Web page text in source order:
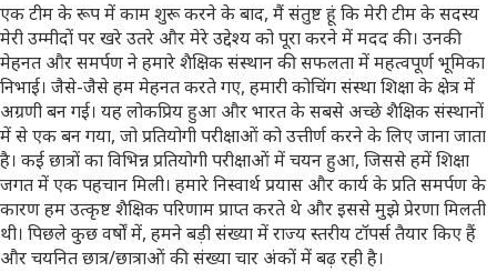
एक टीम के रूप में काम शुरू करने के बाद, मैं संतुष्ट हूं कि मेरी टीम के सदस्य
मेरी उम्मीदों पर खरे उतरे और मेरे उद्देश्य को पूरा करने में मदद की। उनकी
मेहनत और समर्पण ने हमारे शैक्षिक संस्थान की सफलता में महत्वपूर्ण भूमिका
निभाई। जैसे-जैसे हम मेहनत करते गए, हमारी कोचिंग संस्था शिक्षा के क्षेत्र में
अग्रणी बन गई। यह लोकप्रिय हुआ और भारत के सबसे अच्छे शैक्षिक संस्थानों
में से एक बन गया, जो प्रतियोगी परीक्षाओं को उत्तीर्ण करने के लिए जाना जाता
है। कई छात्रों का विभिन्न प्रतियोगी परीक्षाओं में चयन हुआ, जिससे हमें शिक्षा
जगत में एक पहचान मिली। हमारे निस्वार्थ प्रयास और कार्य के प्रति समर्पण के
कारण हम उत्कृष्ट शैक्षिक परिणाम प्राप्त करते थे और इससे मुझे प्रेरणा मिलती
थी। पिछले कुछ वर्षों में, हमने बड़ी संख्या में राज्य स्तरीय टॉपर्स तैयार किए हैं
और चयनित छात्र/छात्राओं की संख्या चार अंकों में बढ़ रही है।